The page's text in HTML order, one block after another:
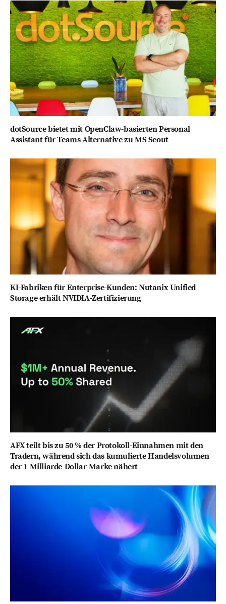
dotSource bietet mit OpenClaw-basierten Personal
Assistant für Teams Alternative zu MS Scout
KI-Fabriken für Enterprise-Kunden: Nutanix Unified
Storage erhält NVIDIA-Zertifizierung
AFX teilt bis zu 50 % der Protokoll-Einnahmen mit den
Tradern, während sich das kumulierte Handelsvolumen
der 1-Milliarde-Dollar-Marke nähert